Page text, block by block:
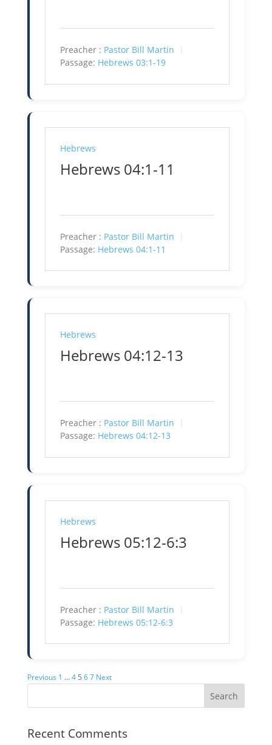
Preacher : Pastor Bill Martin
Passage: Hebrews 03:1-19
Hebrews
Hebrews 04:1-11
Preacher : Pastor Bill Martin
Passage: Hebrews 04:1-11
Hebrews
Hebrews 04:12-13
Preacher : Pastor Bill Martin
Passage: Hebrews 04:12-13
Hebrews
Hebrews 05:12-6:3
Preacher : Pastor Bill Martin
Passage: Hebrews 05:12-6:3
Posts
pagination
Previous 1 …4 5 67 Next
Recent Comments